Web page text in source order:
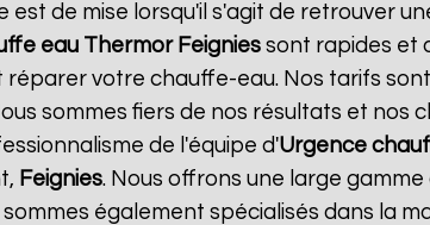
de mise lorsqu'il s'agit de retrouver
eau Thermor Feignies sont rapides et
réparer votre chauffe-eau. Nos tarifs
sommes fiers de nos résultats et nos
de l'équipe d'Urgence
Feignies. Nous offrons une large
également spécialisés dans la